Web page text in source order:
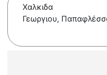
Χαλκιδα
Γεωργιου,